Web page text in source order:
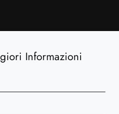
Informazioni